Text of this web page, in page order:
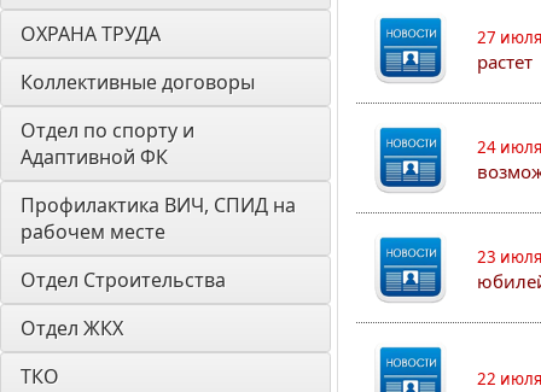
ОХРАНА ТРУДА
Коллективные договоры
Отдел по спорту и
Адаптивной ФК
Профилактика ВИЧ, СПИД на
рабочем месте
Отдел Строительства
Отдел ЖКХ
ТКО
27
растет
24
23
22